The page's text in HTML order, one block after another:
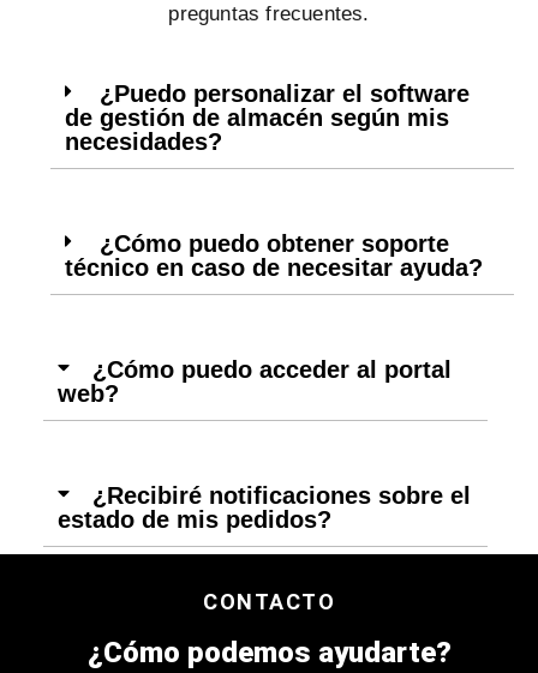
preguntas frecuentes.
¿Cómo puedo acceder al portal
web?
¿Recibiré notificaciones sobre el
estado de mis pedidos?
¿Puedo personalizar el software
de gestión de almacén según mis
necesidades?
¿Cómo puedo obtener soporte
técnico en caso de necesitar ayuda?
CONTACTO
¿Cómo podemos ayudarte?